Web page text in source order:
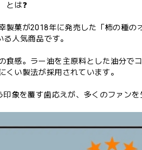
は❓
製菓が2018年に発売した「柿の種の
人気商品です。
食感。ラー油を主原料とした油分で
くい製法が採用されています。
印象を覆す歯応えが、多くのファンを